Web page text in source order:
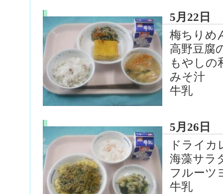
5月22日
梅ちりめ
高野豆腐
もやしの
みそ汁
牛乳
5月26日
ドライカ
海藻サラ
フルーツ
牛乳